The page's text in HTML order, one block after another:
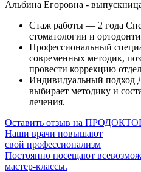
Альбина Егоровна -
Стаж работы — 2 года
стоматологии и
Профессиональный
современных методик,
провести коррекцию
Индивидуальный подход
выбирает методику и
лечения.
Оставить отзыв на
Наши врачи повышают
свой профессионализм
Постоянно посещают
мастер-классы.